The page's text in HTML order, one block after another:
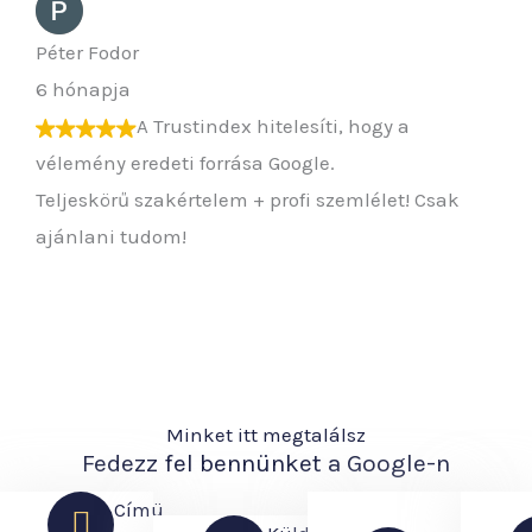
Péter Fodor
6 hónapja
A Trustindex hitelesíti, hogy a
vélemény eredeti forrása Google.
Teljeskörű szakértelem + profi szemlélet! Csak
ajánlani tudom!
Minket itt megtalálsz
Fedezz fel bennünket a Google-n
Címü